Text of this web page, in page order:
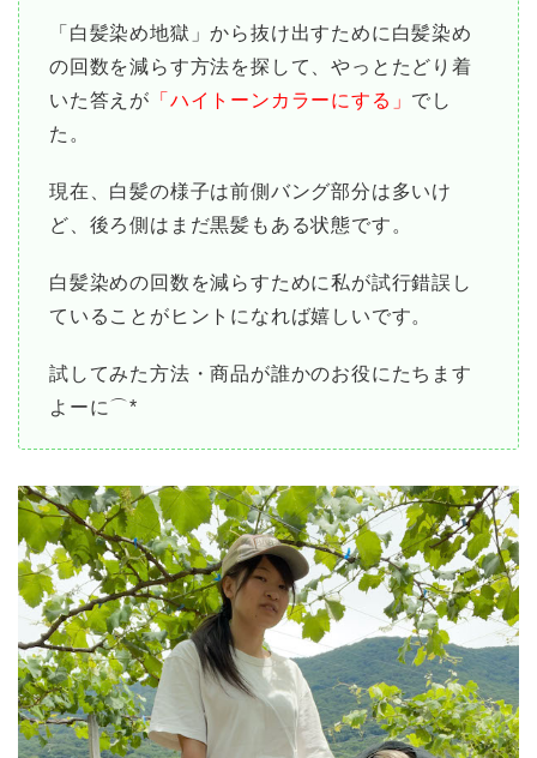
「白髪染め地獄」から抜け出すために白髪染め
の回数を減らす方法を探して、やっとたどり着
いた答えが 「ハイトーンカラーにする」 でし
た。
現在、白髪の様子は前側バング部分は多いけ
ど、後ろ側はまだ黒髪もある状態です。
白髪染めの回数を減らすために私が試行錯誤し
ていることがヒントになれば嬉しいです。
試してみた方法・商品が誰かのお役にたちます
よーに⌒*